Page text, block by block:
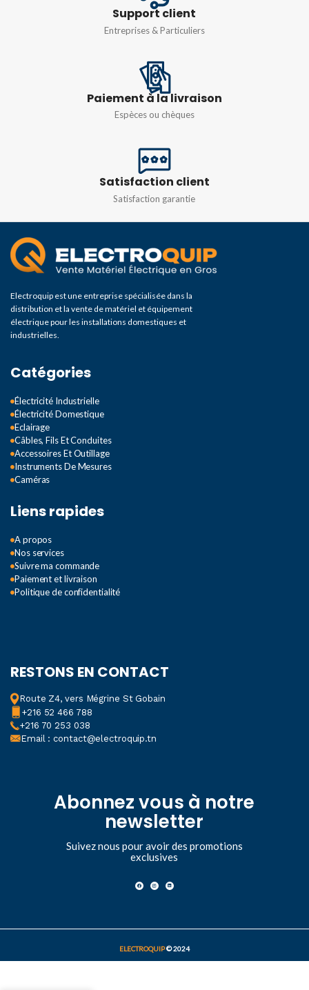
Support client
Entreprises & Particuliers
Paiement à la livraison
Espèces ou chèques
Satisfaction client
Satisfaction garantie
Electroquip est une entreprise spécialisée dans la
distribution et la vente de matériel et équipement
électrique pour les installations domestiques et
industrielles.
Catégories
Électricité Industrielle
Électricité Domestique
Eclairage
Câbles, Fils Et Conduites
Accessoires Et Outillage
Instruments De Mesures
Caméras
Liens rapides
A propos
Nos services
Suivre ma commande
Paiement et livraison
Politique de confidentialité
RESTONS EN CONTACT
Route Z4, vers Mégrine St Gobain
+216 52 466 788
+216 70 253 038
Email : contact@electroquip.tn
Abonnez vous à notre
newsletter
Suivez nous pour avoir des promotions
exclusives
ELECTROQUIP© 2024